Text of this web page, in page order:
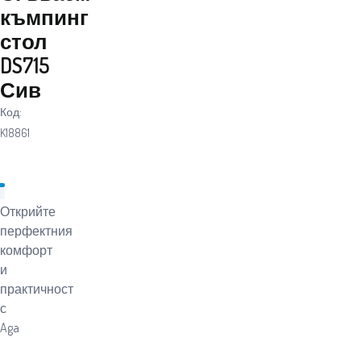
къмпинг
стол
DS715
Сив
Код:
K18861
Открийте
перфектния
комфорт
и
практичност
с
Aga